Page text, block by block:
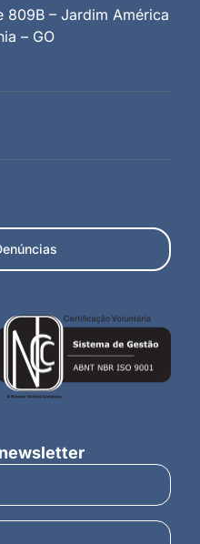
809B – Jardim América
– GO